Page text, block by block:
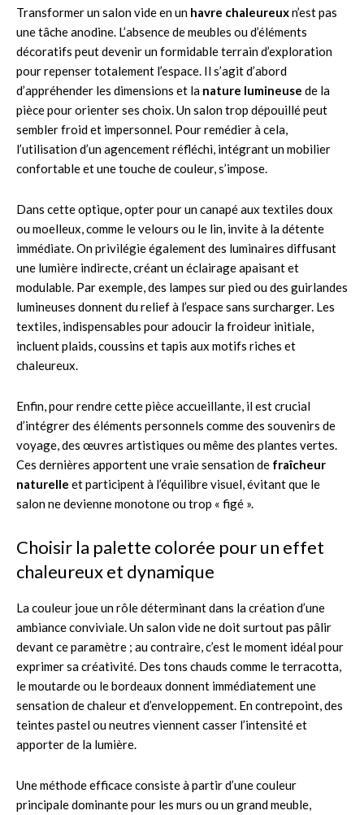
Transformer un salon vide en un havre chaleureuxn’est pas
une tâche anodine. L’absence de meubles ou d’éléments
décoratifs peut devenir un formidable terrain d’exploration
pour repenser totalement l’espace. Il s’agit d’abord
d’appréhender les dimensions et la nature lumineuse de la
pièce pour orienter ses choix. Un salon trop dépouillé peut
sembler froid et impersonnel. Pour remédier à cela,
l’utilisation d’un agencement réfléchi, intégrant un mobilier
confortable et une touche de couleur, s’impose.
Dans cette optique, opter pour un canapé aux textiles doux
ou moelleux, comme le velours ou le lin, invite à la détente
immédiate. On privilégie également des luminaires diffusant
une lumière indirecte, créant un éclairage apaisant et
modulable. Par exemple, des lampes sur pied ou des guirlandes
lumineuses donnent du relief à l’espace sans surcharger. Les
textiles, indispensables pour adoucir la froideur initiale,
incluent plaids, coussins et tapis aux motifs riches et
chaleureux.
Enfin, pour rendre cette pièce accueillante, il est crucial
d’intégrer des éléments personnels comme des souvenirs de
voyage, des œuvres artistiques ou même des plantes vertes.
Ces dernières apportent une vraie sensation de fraîcheur
naturelle et participent à l’équilibre visuel, évitant que le
salon ne devienne monotone ou trop « figé ».
Choisir la palette colorée pour un effet
chaleureux et dynamique
La couleur joue un rôle déterminant dans la création d’une
ambiance conviviale. Un salon vide ne doit surtout pas pâlir
devant ce paramètre ; au contraire, c’est le moment idéal pour
exprimer sa créativité. Des tons chauds comme le terracotta,
le moutarde ou le bordeaux donnent immédiatement une
sensation de chaleur et d’enveloppement. En contrepoint, des
teintes pastel ou neutres viennent casser l’intensité et
apporter de la lumière.
Une méthode efficace consiste à partir d’une couleur
principale dominante pour les murs ou un grand meuble,